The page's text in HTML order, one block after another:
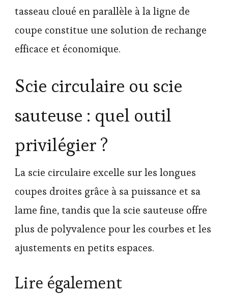
tasseau cloué en parallèle à la ligne de
coupe constitue une solution de rechange
efficace et économique.
Scie circulaire ou scie
sauteuse : quel outil
privilégier ?
La scie circulaire excelle sur les longues
coupes droites grâce à sa puissance et sa
lame fine, tandis que la scie sauteuse offre
plus de polyvalence pour les courbes et les
ajustements en petits espaces.
Lire également